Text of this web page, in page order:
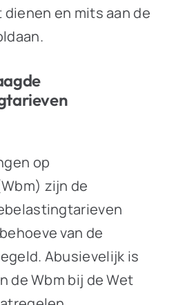
en mits aan de
op
zijn de
van de
Abusievelijk is
de Wbm bij de Wet